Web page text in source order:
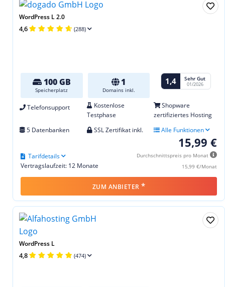
WordPress L 2.0
4,6 (288)
100 GB
Speicherplatz
1
Domains inkl.
1,4 Sehr Gut
01/2026
Telefonsupport
Kostenlose
Testphase
Shopware
zertifiziertes Hosting
5 Datenbanken
SSL Zertifikat inkl. Alle Funktionen
15,99 €
Durchschnittspreis pro Monat
15,99 €/Monat
Vertragslaufzeit: 12 Monate
Tarifdetails
ZUM ANBIETER *
WordPress L
4,8 (474)